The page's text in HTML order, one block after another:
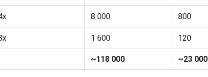
8 000 800
1 600 120
~118 000 ~23 000